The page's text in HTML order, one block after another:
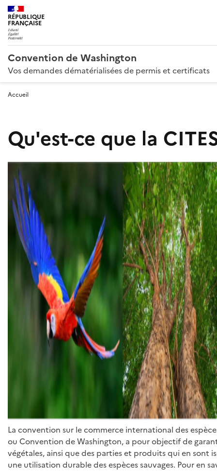
RÉPUBLIQUE
FRANÇAISE
Convention de Washington
Vos demandes dématérialisées de permis et certificats
Accueil
Qu'est-ce que la
La convention sur le commerce international des
ou Convention de Washington, a pour objectif de
végétales, ainsi que des parties et produits qui en sont
une utilisation durable des espèces sauvages. Pour en